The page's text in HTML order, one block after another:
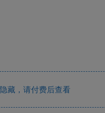
藏，请付费后查看